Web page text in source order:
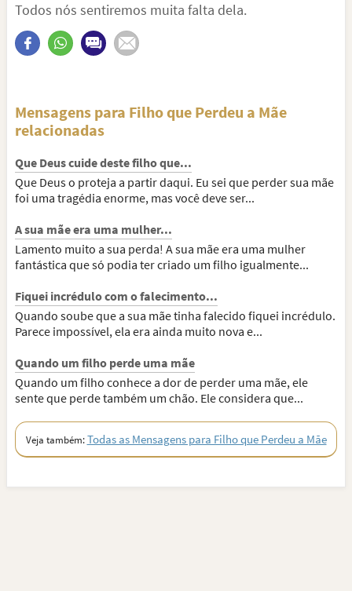
Todos nós sentiremos muita falta dela.
Mensagens para Filho que Perdeu a Mãe
relacionadas
Que Deus cuide deste filho que...
Que Deus o proteja a partir daqui. Eu sei que perder sua mãe
foi uma tragédia enorme, mas você deve ser...
A sua mãe era uma mulher...
Lamento muito a sua perda! A sua mãe era uma mulher
fantástica que só podia ter criado um filho igualmente...
Fiquei incrédulo com o falecimento...
Quando soube que a sua mãe tinha falecido fiquei incrédulo.
Parece impossível, ela era ainda muito nova e...
Quando um filho perde uma mãe
Quando um filho conhece a dor de perder uma mãe, ele
sente que perde também um chão. Ele considera que...
Veja também:Todas as Mensagens para Filho que Perdeu a Mãe